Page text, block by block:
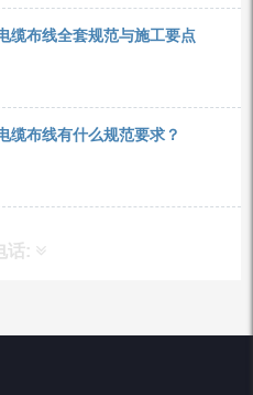
缆布线全套规范与施工要点
缆布线有什么规范要求？
话: